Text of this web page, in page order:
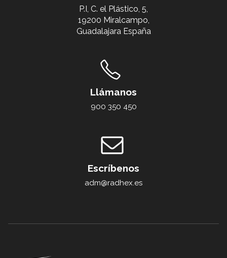
P.I, C. el Plástico, 5,
19200 Miralcampo,
Guadalajara España
Llámanos
900 350 450
Escríbenos
adm@radhex.es